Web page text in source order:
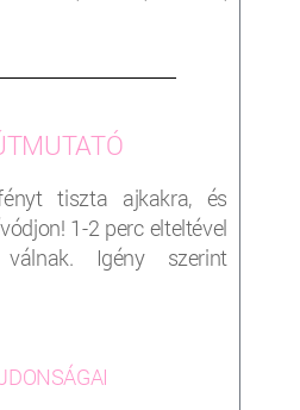
tiszta ajkakra, és
1-2 perc elteltével
Igény szerint